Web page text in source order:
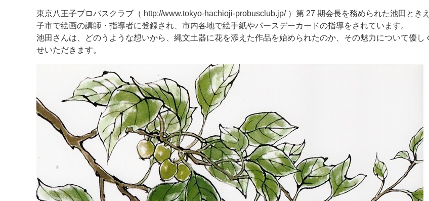
東京八王子プロバスクラブ（ http://www.tokyo-hachioji-probusclub.jp/ ）第 27 期会長を務められた池田とき
子市で絵画の講師・指導者に登録され、市内各地で絵手紙やバースデーカードの指導をされています。
池田さんは、どのうような想いから、縄文土器に花を添えた作品を始められたのか、その魅力について優し
せいただきます。